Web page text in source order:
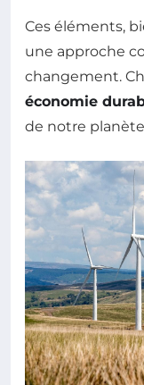
Ces éléments,
une approche
changement.
économie
de notre